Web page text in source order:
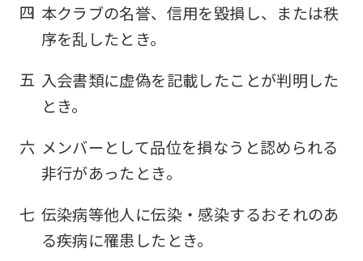
四 本クラブの名誉、信用を毀損し、または秩
序を乱したとき。
五 入会書類に虚偽を記載したことが判明した
とき。
六 メンバーとして品位を損なうと認められる
非行があったとき。
七 伝染病等他人に伝染・感染するおそれのあ
る疾病に罹患したとき。